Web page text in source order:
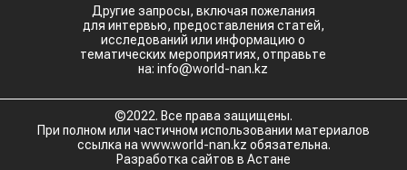
Другие запросы, включая пожелания
для интервью, предоставления статей,
исследований или информацию о
тематических мероприятиях, отправьте
на: info@world-nan.kz
©2022. Все права защищены.
При полном или частичном использовании материалов
ссылка на www.world-nan.kz обязательна.
Разработка сайтов в Астане